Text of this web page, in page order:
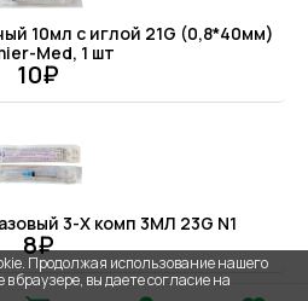
10мл c иглой 21G (0,8*40мм)
Med, 1 шт
10₽
3-Х комп 3МЛ 23G N1
8₽
Продолжая использование нашего
браузере, вы даете согласие на